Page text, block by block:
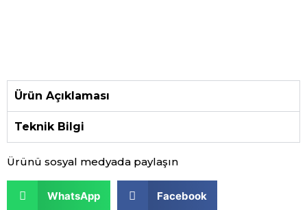
Ürün Açıklaması
Teknik Bilgi
Ürünü sosyal medyada paylaşın
WhatsApp Facebook